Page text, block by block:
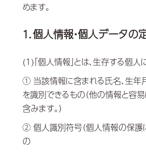
めます。
１．個人情報・個人データの
(1)「個人情報」とは、生存する個
① 当該情報に含まれる氏名、生年月
を識別できるもの（他の情報と容
含みます。）
② 個人識別符号（個人情報の保護に
の